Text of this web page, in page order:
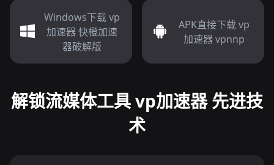
Windows下载 vp
加速器 快橙加速
器破解版
APK直接下载 vp
加速器 vpnnp
解锁流媒体工具 vp加速器 先进技
术